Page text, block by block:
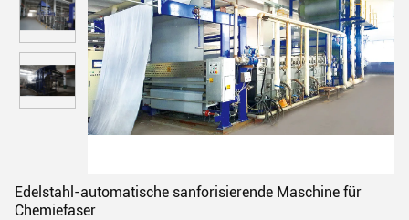
Edelstahl-automatische sanforisierende Maschine für
Chemiefaser